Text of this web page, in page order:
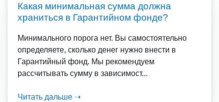
Какая минимальная сумма должна
храниться в Гарантийном фонде?
Минимального порога нет. Вы самостоятельно
определяете, сколько денег нужно внести в
Гарантийный фонд. Мы рекомендуем
рассчитывать сумму в зависимост...
Читать дальше ➝